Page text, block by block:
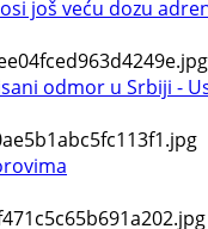
još veću dozu
odmor u Srbiji -